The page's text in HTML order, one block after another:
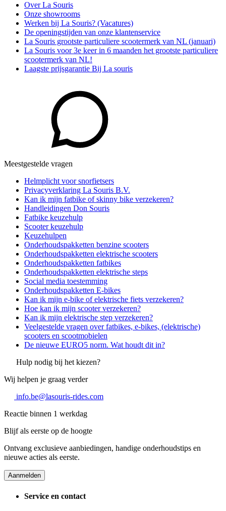
Over La Souris
Onze showrooms
Werken bij La Souris? (Vacatures)
De openingstijden van onze klantenservice
La Souris grootste particuliere scootermerk van NL (januari)
La Souris voor 3e keer in 6 maanden het grootste particuliere
scootermerk van NL!
Laagste prijsgarantie Bij La souris
Meestgestelde vragen
Helmplicht voor snorfietsers
Privacyverklaring La Souris B.V.
Kan ik mijn fatbike of skinny bike verzekeren?
Handleidingen Don Souris
Fatbike keuzehulp
Scooter keuzehulp
Keuzehulpen
Onderhoudspakketten benzine scooters
Onderhoudspakketten elektrische scooters
Onderhoudspakketten fatbikes
Onderhoudspakketten elektrische steps
Social media toestemming
Onderhoudspakketten E-bikes
Kan ik mijn e-bike of elektrische fiets verzekeren?
Hoe kan ik mijn scooter verzekeren?
Kan ik mijn elektrische step verzekeren?
Veelgestelde vragen over fatbikes, e-bikes, (elektrische)
scooters en scootmobielen
De nieuwe EURO5 norm. Wat houdt dit in?
Hulp nodig bij het kiezen?
Wij helpen je graag verder
info.be@lasouris-rides.com
Reactie binnen 1 werkdag
Blijf als eerste op de hoogte
Ontvang exclusieve aanbiedingen, handige onderhoudstips en
nieuwe acties als eerste.
Aanmelden
Service en contact